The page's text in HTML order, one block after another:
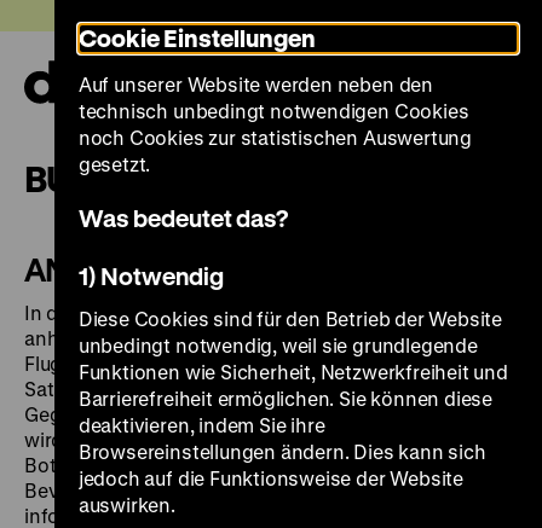
zum
Seiteninhalt
springen
BUCHBARE ANGEBOTE
ANGEBOTE FÜR ERWACHSENE
In dem Rundgang werden alle Themen der Ausstellung
anhand ausgewählter Bilderzyklen wie den frühen
Flugblättern aus der Reformationszeit, politischer
Satire aus der Zeit des Kaiserreichs bis in die
Gegenwart und Comics vorgestellt. Veranschaulicht
wird, wie ganz gezielt Bilder eingesetzt wurden, um
Botschaften und Inhalte unterschiedlichen
Bevölkerungsgruppen zu vermitteln, Menschen zu
informieren, aber auch zu beeinflussen.
Cookie Einstellungen
Auf unserer Website werden neben den
technisch unbedingt notwendigen Cookies
noch Cookies zur statistischen Auswertung
gesetzt.
Was bedeutet das?
1) Notwendig
Diese Cookies sind für den Betrieb der Website
unbedingt notwendig, weil sie grundlegende
Funktionen wie Sicherheit, Netzwerkfreiheit und
Barrierefreiheit ermöglichen. Sie können diese
deaktivieren, indem Sie ihre
Browsereinstellungen ändern. Dies kann sich
jedoch auf die Funktionsweise der Website
auswirken.